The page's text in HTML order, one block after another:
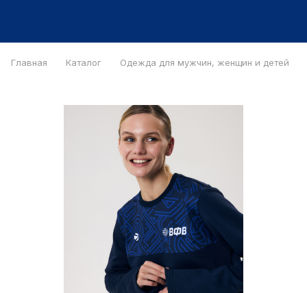
Главная Каталог Одежда для мужчин, женщин и детей